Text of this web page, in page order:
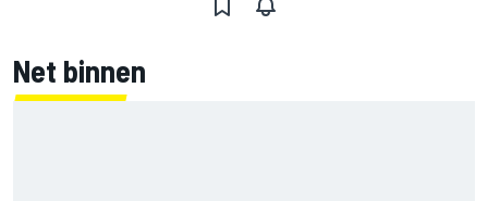
Net binnen